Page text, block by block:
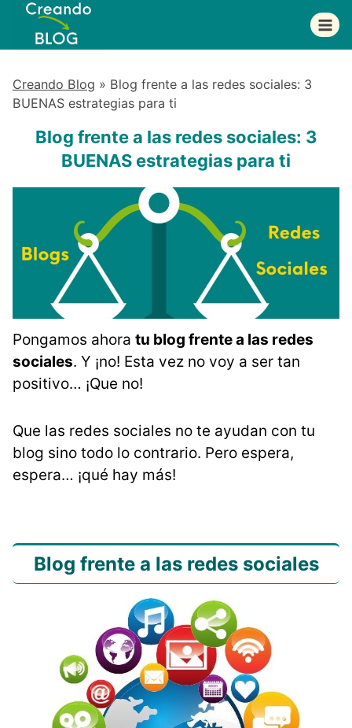
Saltar
contenido
Creando Blog » Blog frente a las redes sociales: 3
BUENAS estrategias para ti
Blog frente a las redes sociales: 3
BUENAS estrategias para ti
Pongamos ahora tu blog frente a las redes
sociales. Y ¡no! Esta vez no voy a ser tan
positivo… ¡Que no!
Que las redes sociales no te ayudan con tu
blog sino todo lo contrario. Pero espera,
espera… ¡qué hay más!
Blog frente a las redes sociales